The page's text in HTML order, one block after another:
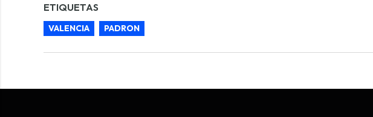
ETIQUETAS
VALENCIA PADRON